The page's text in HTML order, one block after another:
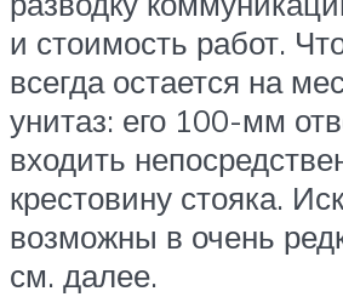
и стоимость работ.
всегда остается на
унитаз: его 100-мм
входить
крестовину стояка.
возможны в очень
см. далее.